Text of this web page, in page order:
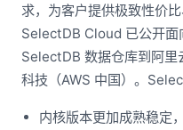
求，为客户提供极致性价
SelectDB Cloud 已公开面
SelectDB 数据仓库到阿里
科技（AWS 中国）。
内核版本更加成熟稳定